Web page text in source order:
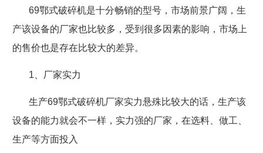
69鄂式破碎机是十分畅销的型号，市场前景广阔，生
产该设备的厂家也比较多，受到很多因素的影响，市场上
的售价也是存在比较大的差异。
1 、厂家实力
生产69鄂式破碎机厂家实力悬殊比较大的话，生产该
设备的能力就会不一样，实力强的厂家，在选料、做工、
生产等方面投入